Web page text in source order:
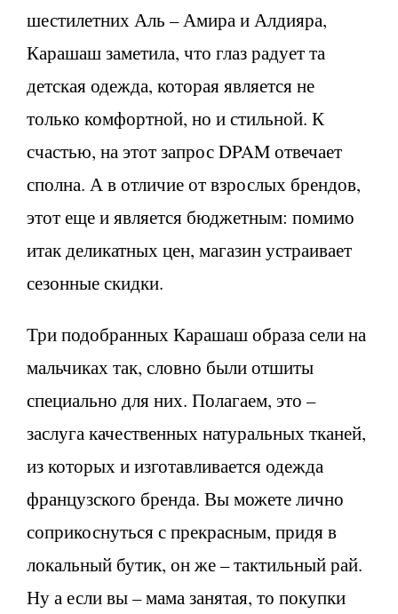
шестилетних Аль – Амира и Алдияра,
Карашаш заметила, что глаз радует та
детская одежда, которая является не
только комфортной, но и стильной. К
счастью, на этот запрос DPAM отвечает
сполна. А в отличие от взрослых брендов,
этот еще и является бюджетным: помимо
итак деликатных цен, магазин устраивает
сезонные скидки.
Три подобранных Карашаш образа сели на
мальчиках так, словно были отшиты
специально для них. Полагаем, это –
заслуга качественных натуральных тканей,
из которых и изготавливается одежда
французского бренда. Вы можете лично
соприкоснуться с прекрасным, придя в
локальный бутик, он же – тактильный рай.
Ну а если вы – мама занятая, то покупки